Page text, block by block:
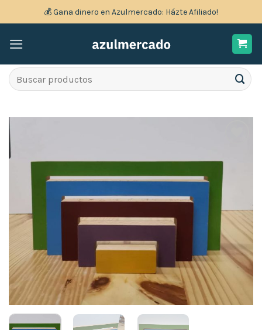
to
content
💰 Gana dinero en Azulmercado: Házte Afiliado!
Search
for:
deseos